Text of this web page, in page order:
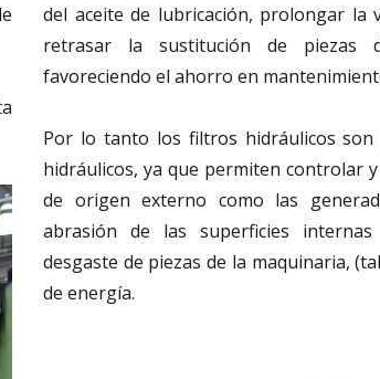
del aceite de lubricación, prolongar la
retrasar la sustitución de piezas
favoreciendo el ahorro en
Por lo tanto los filtros hidráulicos
hidráulicos, ya que permiten controlar
de origen externo como las
abrasión de las superficies
desgaste de piezas de la maquinaria,
de energía.